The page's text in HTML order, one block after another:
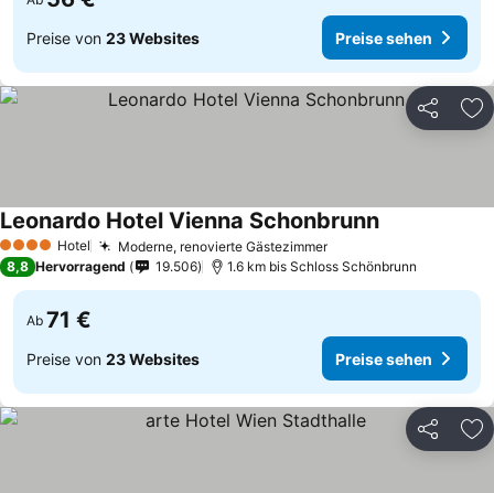
Preise von 23 Websites Preise sehen
Teilen
4 Sterne Hotel Moderne, renovierte Gästezimmer
Leonardo Hotel Vienna Schonbrunn
8,8 Hervorragend 19.506 1.6 km bis Schloss Schönbrunn
Ab 71 €
Preise von 23 Websites Preise sehen
Teilen